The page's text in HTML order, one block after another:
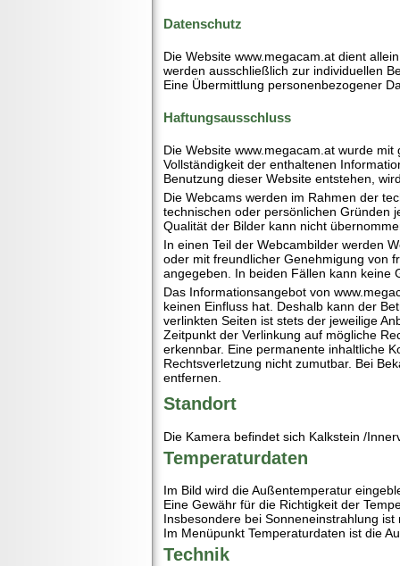
Datenschutz
Die Website www.megacam.at dient
werden ausschließlich zur individuellen
Eine Übermittlung personenbezogener
Haftungsausschluss
Die Website www.megacam.at wurde
Vollständigkeit der enthaltenen
Benutzung dieser Website entstehen,
Die Webcams werden im Rahmen der
technischen oder persönlichen Gründen
Qualität der Bilder kann nicht
In einen Teil der Webcambilder werden
oder mit freundlicher Genehmigung von
angegeben. In beiden Fällen kann keine
Das Informationsangebot von
keinen Einfluss hat. Deshalb kann der
verlinkten Seiten ist stets der jeweilige
Zeitpunkt der Verlinkung auf mögliche
erkennbar. Eine permanente inhaltliche
Rechtsverletzung nicht zumutbar. Bei
entfernen.
Standort
Die Kamera befindet sich Kalkstein /
Temperaturdaten
Im Bild wird die Außentemperatur
Eine Gewähr für die Richtigkeit der
Insbesondere bei Sonneneinstrahlung
Im Menüpunkt Temperaturdaten ist die
Technik